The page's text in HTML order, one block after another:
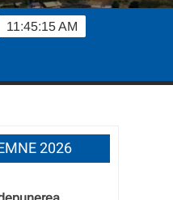
11:45:16 AM
2026